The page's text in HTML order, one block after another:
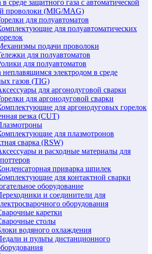
среде защитного газа с автоматической
проволоки (MIG/MAG)
для полуавтоматов
для полуавтоматических
подачи проволоки
для полуавтоматов
для полуавтоматов
неплавящимся электродом в среде
газов (TIG)
для аргонодуговой сварки
для аргонодуговой сварки
для аргонодуговых горелок
резка (CUT)
для плазмотронов
сварка (RSW)
и расходные материалы для
приварка шпилек
для контактной сварки
оборудование
и соединители для
оборудования
каретки
столы
водяного охлаждения
и пульты дистанционного